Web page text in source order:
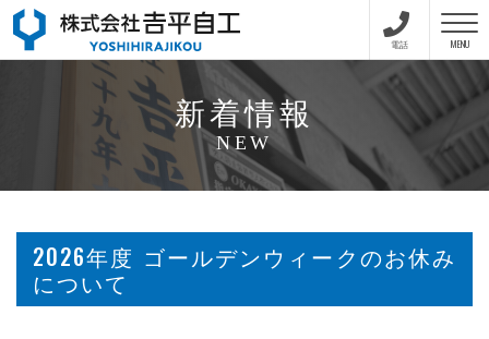
toggle
MENU
電話
新着情報
NEW
2026年度 ゴールデンウィークのお休み
について